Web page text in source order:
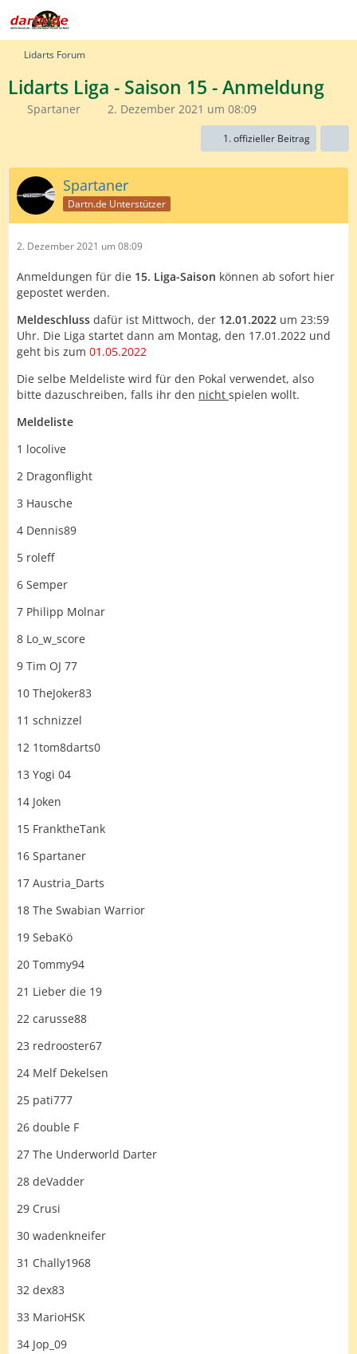
Lidarts Forum
Lidarts Liga - Saison 15 - Anmeldung
Spartaner 2. Dezember 2021 um 08:09
1. offizieller Beitrag
Spartaner
Dartn.de Unterstützer
2. Dezember 2021 um 08:09
Anmeldungen für die 15. Liga-Saison können ab sofort hier
gepostet werden.
Meldeschluss dafür ist Mittwoch, der 12.01.2022 um 23:59
Uhr. Die Liga startet dann am Montag, den 17.01.2022 und
geht bis zum 01.05.2022
Die selbe Meldeliste wird für den Pokal verwendet, also
bitte dazuschreiben, falls ihr den nicht spielen wollt.
Meldeliste
1 locolive
2 Dragonflight
3 Hausche
4 Dennis89
5 roleff
6 Semper
7 Philipp Molnar
8 Lo_w_score
9 Tim OJ 77
10 TheJoker83
11 schnizzel
12 1tom8darts0
13 Yogi 04
14 Joken
15 FranktheTank
16 Spartaner
17 Austria_Darts
18 The Swabian Warrior
19 SebaKö
20 Tommy94
21 Lieber die 19
22 carusse88
23 redrooster67
24 Melf Dekelsen
25 pati777
26 double F
27 The Underworld Darter
28 deVadder
29 Crusi
30 wadenkneifer
31 Chally1968
32 dex83
33 MarioHSK
34 Jop_09